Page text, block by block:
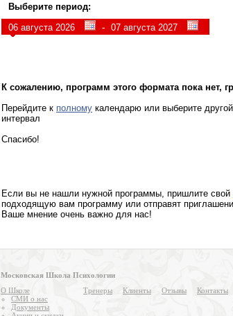
Персональные пси-возможности
Гипноз, интуиция, сны
Выберите период:
-
К сожалению, программ этого формата пока нет,
Перейдите к полному календарю или выберите
интервал
Спасибо!
Если вы не нашли нужной программы, пришлите свой
подходящую вам программу или отправят
Ваше мнение очень важно для нас!
Московская Школа Психологии
О Школе
СМИ о нас
Документы
Тренеры Клиенты Отзывы Контакты